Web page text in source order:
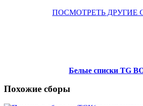
ПОСМОТРЕТЬ ДРУГИЕ
Белые списки TG
Похожие сборы